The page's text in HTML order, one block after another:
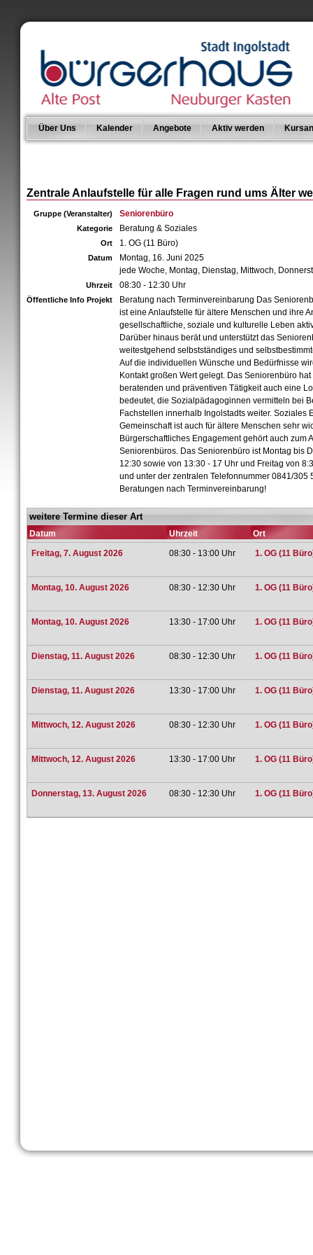
Über Uns Kalender Angebote Aktiv werden
Zentrale Anlaufstelle für alle Fragen rund ums Älter
Gruppe (Veranstalter) Seniorenbüro
Kategorie Beratung & Soziales
Ort 1. OG (11 Büro)
Datum
Montag, 16. Juni 2025
jede Woche, Montag, Dienstag, Mittwoch,
Uhrzeit 08:30 - 12:30 Uhr
Öffentliche Info Projekt
Beratung nach Terminvereinbarung Das
ist eine Anlaufstelle für ältere Menschen und ihre
gesellschaftliche, soziale und kulturelle Leben
Darüber hinaus berät und unterstützt das
weitestgehend selbstständiges und
Auf die individuellen Wünsche und Bedürfnisse
Kontakt großen Wert gelegt. Das Seniorenbüro
beratenden und präventiven Tätigkeit auch eine
bedeutet, die Sozialpädagoginnen vermitteln bei
Fachstellen innerhalb Ingolstadts weiter. Soziales
Gemeinschaft ist auch für ältere Menschen sehr
Bürgerschaftliches Engagement gehört auch zum
Seniorenbüros. Das Seniorenbüro ist Montag bis
12:30 sowie von 13:30 - 17 Uhr und Freitag von
und unter der zentralen Telefonnummer 0841/305
Beratungen nach Terminvereinbarung!
weitere Termine dieser Art
Datum Uhrzeit
Ort
Freitag, 7. August 2026
08:30 - 13:00 Uhr 1. OG (11
Montag, 10. August 2026 08:30 - 12:30 Uhr 1. OG (11
Montag, 10. August 2026 13:30 - 17:00 Uhr 1. OG (11
Dienstag, 11. August 2026 08:30 - 12:30 Uhr 1. OG (11
Dienstag, 11. August 2026 13:30 - 17:00 Uhr 1. OG (11
Mittwoch, 12. August 2026 08:30 - 12:30 Uhr 1. OG (11
Mittwoch, 12. August 2026 13:30 - 17:00 Uhr 1. OG (11
Donnerstag, 13. August 2026 08:30 - 12:30 Uhr 1. OG (11